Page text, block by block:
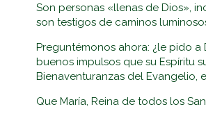
Son personas «llenas de Dios»,
son testigos de caminos
Preguntémonos ahora: ¿le pido
buenos impulsos que su Espíritu
Bienaventuranzas del Evangelio,
Que María, Reina de todos los